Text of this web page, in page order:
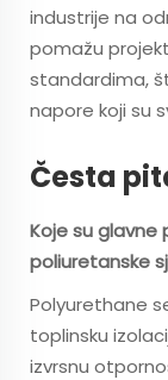
industrije na
pomažu
standardima,
napore koji su
Česta
Koje su
poliuretanske
Polyurethane
toplinsku
izvrsnu